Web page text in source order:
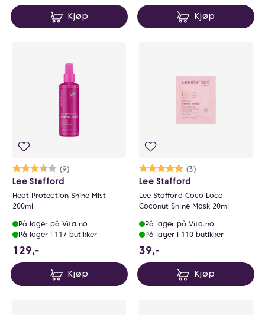
Kjøp Kjøp
Karakter:
(9)
3.8 av 5 mulige
Lee Stafford
Heat Protection Shine Mist
200ml
På lager på Vita.no
På lager i 117 butikker
129,-
Kjøp
Karakter:
(3)
5.0 av 5 mulige
Lee Stafford
Lee Stafford Coco Loco
Coconut Shine Mask 20ml
På lager på Vita.no
På lager i 110 butikker
39,-
Kjøp